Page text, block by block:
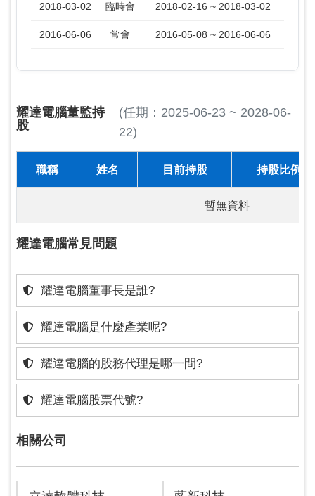
2018-03-02 臨時會 2018-02-16 ~ 2018-03-02
2016-06-06 常會 2016-05-08 ~ 2016-06-06
耀達電腦董監持
股
(任期：2025-06-23 ~ 2028-06-
22)
職稱 姓名 目前持股 持股比例
暫無資料
耀達電腦常見問題
耀達電腦董事長是誰?
耀達電腦是什麼產業呢?
耀達電腦的股務代理是哪一間?
耀達電腦股票代號?
相關公司